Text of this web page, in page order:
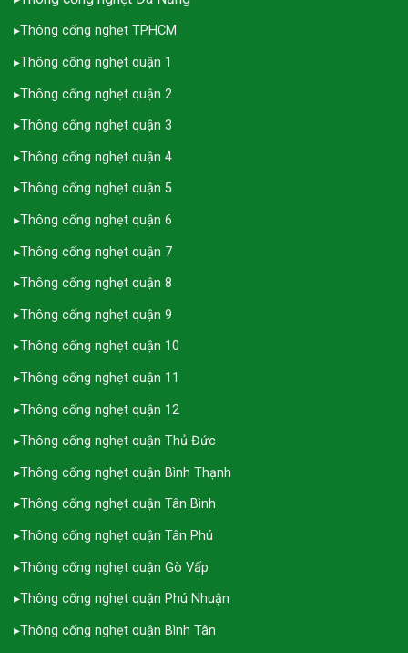
▸Thông cống nghẹt TPHCM
▸Thông cống nghẹt quận 1
▸Thông cống nghẹt quận 2
▸Thông cống nghẹt quận 3
▸Thông cống nghẹt quận 4
▸Thông cống nghẹt quận 5
▸Thông cống nghẹt quận 6
▸Thông cống nghẹt quận 7
▸Thông cống nghẹt quận 8
▸Thông cống nghẹt quận 9
▸Thông cống nghẹt quận 10
▸Thông cống nghẹt quận 11
▸Thông cống nghẹt quận 12
▸Thông cống nghẹt quận Thủ Đức
▸Thông cống nghẹt quận Bình Thạnh
▸Thông cống nghẹt quận Tân Bình
▸Thông cống nghẹt quận Tân Phú
▸Thông cống nghẹt quận Gò Vấp
▸Thông cống nghẹt quận Phú Nhuận
▸Thông cống nghẹt quận Bình Tân